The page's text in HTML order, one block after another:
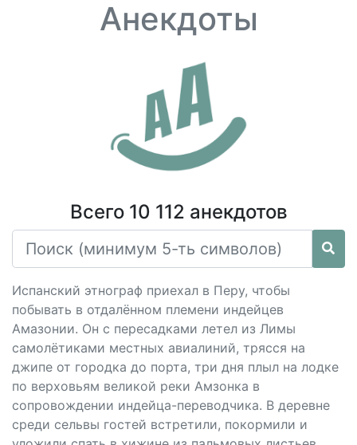
Анекдоты
Всего 10 112 анекдотов
Испанский этнограф приехал в Перу, чтобы
побывать в отдалённом племени индейцев
Амазонии. Он с пересадками летел из Лимы
самолётиками местных авиалиний, трясся на
джипе от городка до порта, три дня плыл на лодке
по верховьям великой реки Амзонка в
сопровождении индейца-переводчика. В деревне
среди сельвы гостей встретили, покормили и